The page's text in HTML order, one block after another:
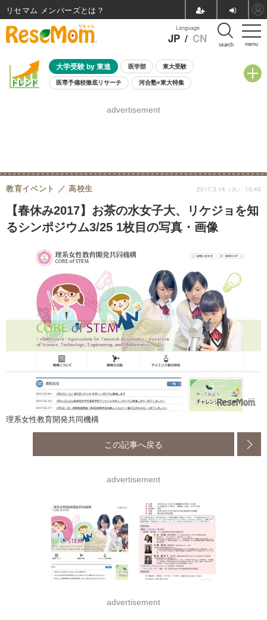
menu
Language
JP / CN search
大学受験 by 東進 医学部 東大受験
医専予備校徹底リサーチ 河合塾×東大特集
8月開催学校説明会・相談会
advertisement
【春休み2017】お茶の水女子大、リケジョを知
るシンポジウム3/25 1枚目の写真・画像
教育イベント 高校生 2017.3.14（火） 10:45
理系女性教育開発共同機構
この記事へ戻る
advertisement
advertisement
リセマム メンバーズ